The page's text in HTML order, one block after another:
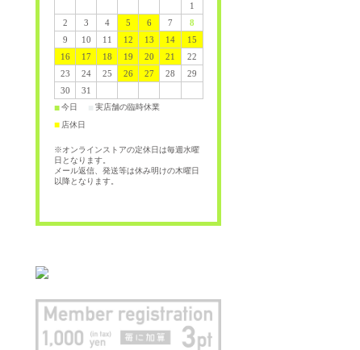
1
2
3 4 5 6 7
8
9
10 11 12 13 14
15
16
17 18 19 20 21
22
23
24 25 26 27 28
29
30
31
■今日 実店舗の臨時休業
■ 店休日
※オンラインストアの定休日は毎週水曜
日となります。
メール返信、発送等は休み明けの木曜日
以降となります。